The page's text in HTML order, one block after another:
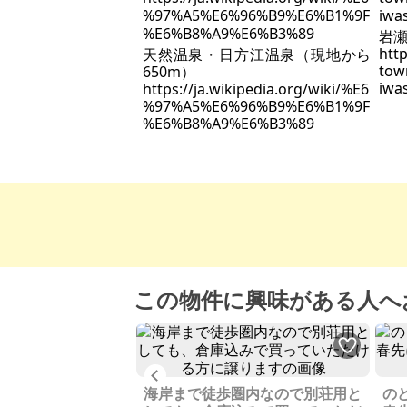
天然温泉・日方江温泉（現地から
650m）
https://ja.wikipedia.org/wiki/%E6
%97%A5%E6%96%B9%E6%B1%9F
%E6%B8%A9%E6%B3%89
岩
この物件に興味がある人
Previous
海岸まで徒歩圏内なので別荘用と
の